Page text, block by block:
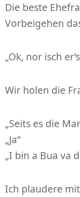
Die beste
Vorbeigehen
„Ok, nor isch
Wir holen die
„Seits es die
„Ja“
„I bin a Bua va
Ich plaudere